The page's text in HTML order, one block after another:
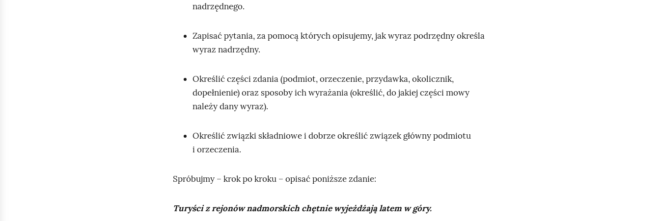
nadrzędnego.
Zapisać pytania, za pomocą których opisujemy, jak wyraz podrzędny określa
wyraz nadrzędny.
Określić części zdania (podmiot, orzeczenie, przydawka, okolicznik,
dopełnienie) oraz sposoby ich wyrażania (określić, do jakiej części mowy
należy dany wyraz).
Określić związki składniowe i dobrze określić związek główny podmiotu
i orzeczenia.
Spróbujmy – krok po kroku – opisać poniższe zdanie:
Turyści z rejonów nadmorskich chętnie wyjeżdżają latem w góry.